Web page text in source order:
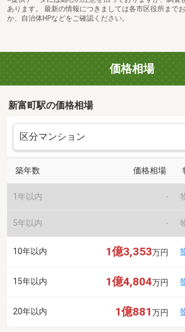
あります。 最新の情報につきましては各市区役所まで
か、自治体HPなどをご確認ください。
価格相場
新富町駅の価格相場
築年数 価格相場
1年以内 -
5年以内 -
10年以内 1億3,353万円
15年以内 1億4,804万円
20年以内 1億881万円